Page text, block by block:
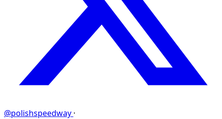
@polishspeedway ·